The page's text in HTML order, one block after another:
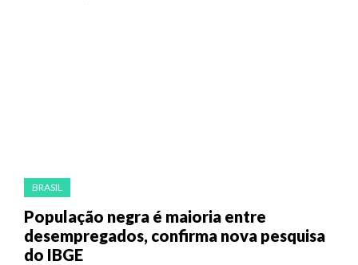
BRASIL
População negra é maioria entre
desempregados, confirma nova pesquisa
do IBGE